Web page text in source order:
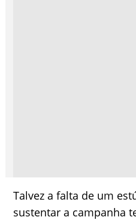
Talvez a falta de um
sustentar a campanha